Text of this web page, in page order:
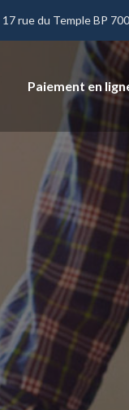
17 rue du Temple BP
Paiement en